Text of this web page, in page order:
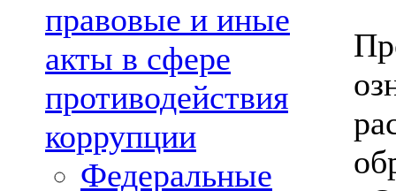
правовые и иные
акты в сфере
противодействия
коррупции
Федеральные